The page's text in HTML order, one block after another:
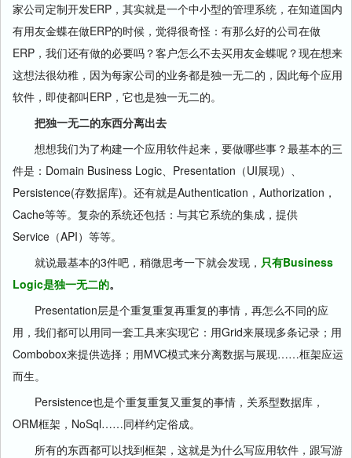
家公司定制开发ERP，其实就是一个中小型的管理系统，在知道国内
有用友金蝶在做ERP的时候，觉得很奇怪：有那么好的公司在做
ERP，我们还有做的必要吗？客户怎么不去买用友金蝶呢？现在想来
这想法很幼稚，因为每家公司的业务都是独一无二的，因此每个应用
软件，即使都叫ERP，它也是独一无二的。
把独一无二的东西分离出去
想想我们为了构建一个应用软件起来，要做哪些事？最基本的三
件是：Domain Business Logic、Presentation（UI展现）、
Persistence(存数据库)。还有就是Authentication，Authorization，
Cache等等。复杂的系统还包括：与其它系统的集成，提供
Service（API）等等。
就说最基本的3件吧，稍微思考一下就会发现， 只有Business
Logic是独一无二的。
Presentation层是个重复重复再重复的事情，再怎么不同的应
用，我们都可以用同一套工具来实现它：用Grid来展现多条记录；用
Combobox来提供选择；用MVC模式来分离数据与展现……框架应运
而生。
Persistence也是个重复重复又重复的事情，关系型数据库，
ORM框架，NoSql……同样约定俗成。
所有的东西都可以找到框架，这就是为什么写应用软件，跟写游